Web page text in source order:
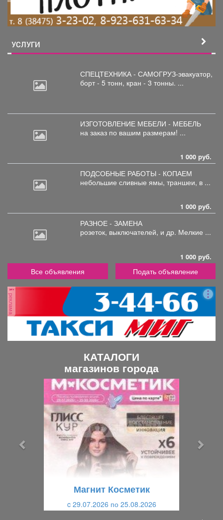
УСЛУГИ
СПЕЦТЕХНИКА - САМОГРУЗ-эвакуатор,
борт - 5 тонн, кран - 3 тонны. ...
ИЗГОТОВЛЕНИЕ МЕБЕЛИ - МЕБЕЛЬ
на заказ по вашим размерам! ...
1 000 руб.
ПОДСОБНЫЕ РАБОТЫ - КОПАЕМ
небольшие сливные ямы, траншеи, в ...
1 000 руб.
РАЗНОЕ - ЗАМЕНА
розеток, выключателей, и др. Мелкие ...
1 000 руб.
Все объявления Подать объявление
реклама
КАТАЛОГИ
магазинов города
Магнит Косметик
c 29.07.2026 по 25.08.2026